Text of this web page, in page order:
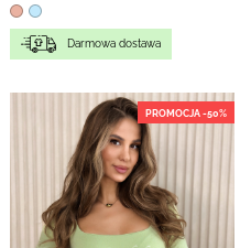
Darmowa dostawa
PROMOCJA -50%